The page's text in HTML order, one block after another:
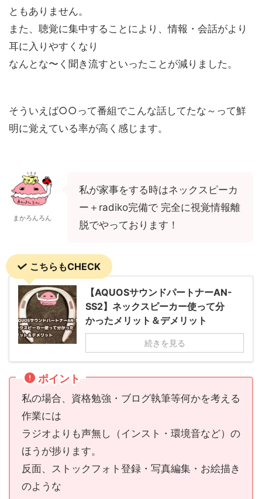
ともありません。
また、聴覚に集中することにより、情報・会話がより
耳に入りやすくなり
なんとな〜く聞き流すといったことが減りました。
そういえば○○って番組でこんな話してたな～って鮮
明に覚えている率が高く感じます。
まかろんろん
私が家事をする時はネックスピーカ
ー＋radiko完備で 完全に視覚情報離
脱でやっております！
こちらもCHECK
【AQUOSサウンドパートナーAN-
SS2】ネックスピーカー使って分
かったメリット＆デメリット
続きを見る
ポイント
私の場合、資格勉強・ブログ執筆等何かを考える
作業には
ラジオよりも声無し（インスト・環境音など）の
ほうが捗ります。
反面、ストックフォト登録・写真編集・お絵描き
のような